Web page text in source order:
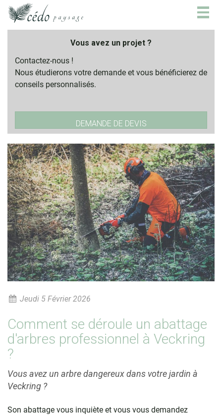
Vous avez un projet ?
Contactez-nous !
Nous étudierons votre demande et vous bénéficierez de
conseils personnalisés.
DEMANDE DE DEVIS
Jeudi 5 Février 2026
Comment se déroule un abattage
d'arbres professionnel à Veckring
?
Vous avez un arbre dangereux dans votre jardin à
Veckring ?
Son abattage vous inquiète et vous vous demandez